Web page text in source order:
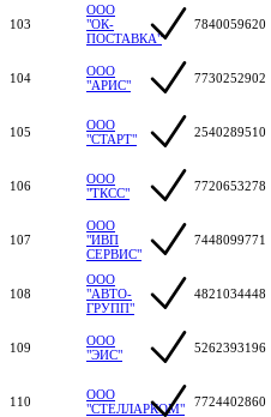
103
ООО
"ОК-
ПОСТАВКА"
7840059620
104
ООО
"АРИС"
7730252902
105
ООО
"СТАРТ"
2540289510
106
ООО
"ТКСС"
7720653278
107
ООО
"ИВП
СЕРВИС"
7448099771
108
ООО
"АВТО-
ГРУПП"
4821034448
109
ООО
"ЭИС"
5262393196
110
ООО
"СТЕЛЛАРКОМ"
7724402860